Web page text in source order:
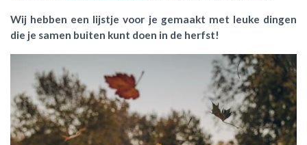
Wij hebben een lijstje voor je gemaakt met leuke dingen
die je samen buiten kunt doen in de herfst!